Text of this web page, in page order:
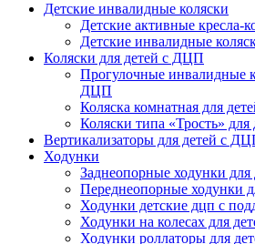
Детские инвалидные коляски
Детские активные кресла-
Детские инвалидные
Коляски для детей с ДЦП
Прогулочные инвалидные
ДЦП
Коляска комнатная для
Коляски типа «Трость»
Вертикализаторы для детей с
Ходунки
Заднеопорные ходунки для
Переднеопорные ходунки
Ходунки детские дцп с
Ходунки на колесах для
Ходунки роллаторы для